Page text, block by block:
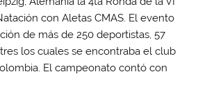
con Aletas CMAS. El evento
de más de 250 deportistas, 57
los cuales se encontraba el club
El campeonato contó con